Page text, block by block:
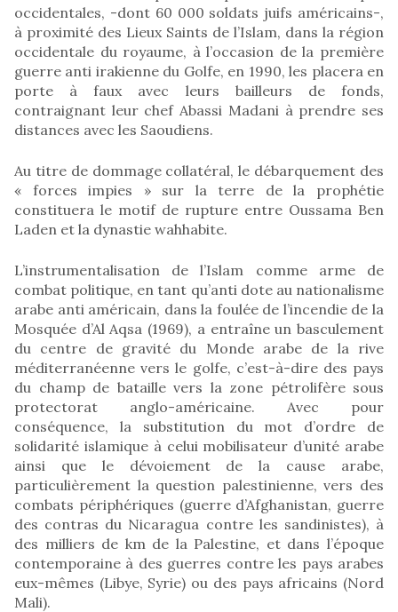
occidentales, -dont 60 000 soldats juifs américains-,
à proximité des Lieux Saints de l’Islam, dans la région
occidentale du royaume, à l’occasion de la première
guerre anti irakienne du Golfe, en 1990, les placera en
porte à faux avec leurs bailleurs de fonds,
contraignant leur chef Abassi Madani à prendre ses
distances avec les Saoudiens.
Au titre de dommage collatéral, le débarquement des
« forces impies » sur la terre de la prophétie
constituera le motif de rupture entre Oussama Ben
Laden et la dynastie wahhabite.
L’instrumentalisation de l’Islam comme arme de
combat politique, en tant qu’anti dote au nationalisme
arabe anti américain, dans la foulée de l’incendie de la
Mosquée d’Al Aqsa (1969), a entraîne un basculement
du centre de gravité du Monde arabe de la rive
méditerranéenne vers le golfe, c’est-à-dire des pays
du champ de bataille vers la zone pétrolifère sous
protectorat anglo-américaine. Avec pour
conséquence, la substitution du mot d’ordre de
solidarité islamique à celui mobilisateur d’unité arabe
ainsi que le dévoiement de la cause arabe,
particulièrement la question palestinienne, vers des
combats périphériques (guerre d’Afghanistan, guerre
des contras du Nicaragua contre les sandinistes), à
des milliers de km de la Palestine, et dans l’époque
contemporaine à des guerres contre les pays arabes
eux-mêmes (Libye, Syrie) ou des pays africains (Nord
Mali).